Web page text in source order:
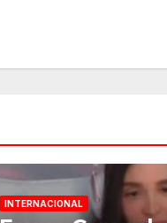
INTERNACIONAL